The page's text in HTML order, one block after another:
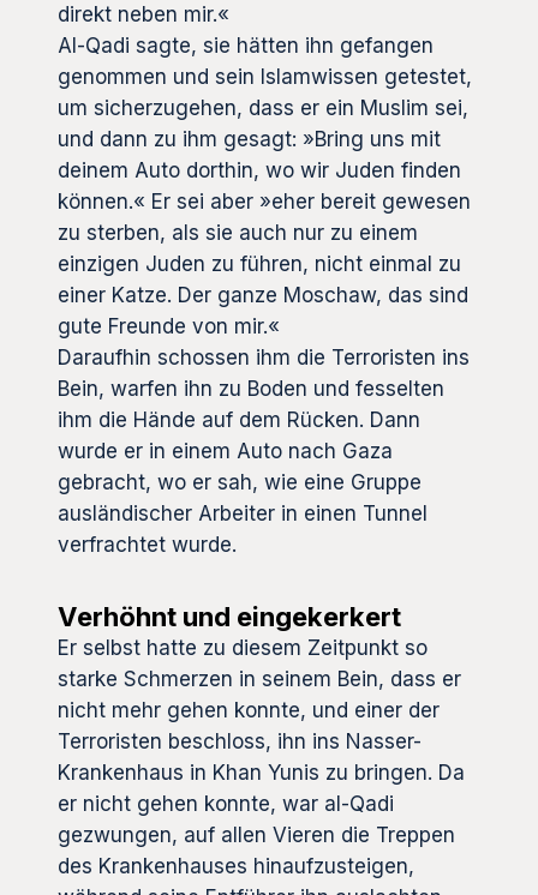
direkt neben mir.«
Al-Qadi sagte, sie hätten ihn gefangen
genommen und sein Islamwissen getestet,
um sicherzugehen, dass er ein Muslim sei,
und dann zu ihm gesagt: »Bring uns mit
deinem Auto dorthin, wo wir Juden finden
können.« Er sei aber »eher bereit gewesen
zu sterben, als sie auch nur zu einem
einzigen Juden zu führen, nicht einmal zu
einer Katze. Der ganze Moschaw, das sind
gute Freunde von mir.«
Daraufhin schossen ihm die Terroristen ins
Bein, warfen ihn zu Boden und fesselten
ihm die Hände auf dem Rücken. Dann
wurde er in einem Auto nach Gaza
gebracht, wo er sah, wie eine Gruppe
ausländischer Arbeiter in einen Tunnel
verfrachtet wurde.
Verhöhnt und eingekerkert
Er selbst hatte zu diesem Zeitpunkt so
starke Schmerzen in seinem Bein, dass er
nicht mehr gehen konnte, und einer der
Terroristen beschloss, ihn ins Nasser-
Krankenhaus in Khan Yunis zu bringen. Da
er nicht gehen konnte, war al-Qadi
gezwungen, auf allen Vieren die Treppen
des Krankenhauses hinaufzusteigen,